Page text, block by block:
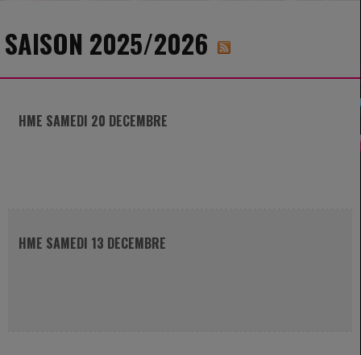
SAISON 2025/2026
HME SAMEDI 20 DECEMBRE
HME SAMEDI 13 DECEMBRE